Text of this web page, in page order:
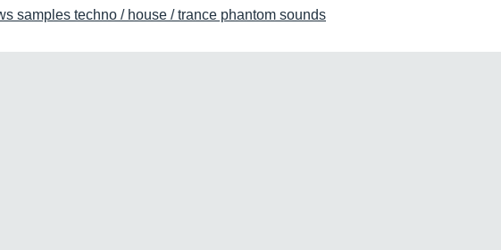
samples techno / house / trance phantom sounds